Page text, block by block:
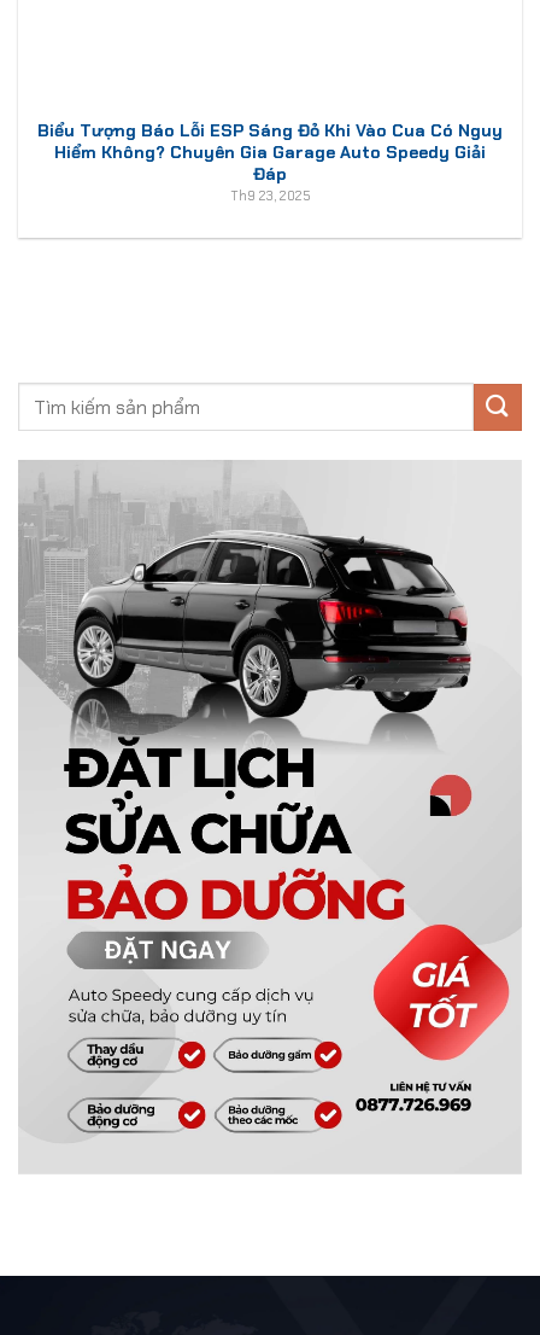
Biểu Tượng Báo Lỗi ESP Sáng Đỏ Khi Vào Cua Có Nguy
Hiểm Không? Chuyên Gia Garage Auto Speedy Giải
Đáp
Th9 23, 2025